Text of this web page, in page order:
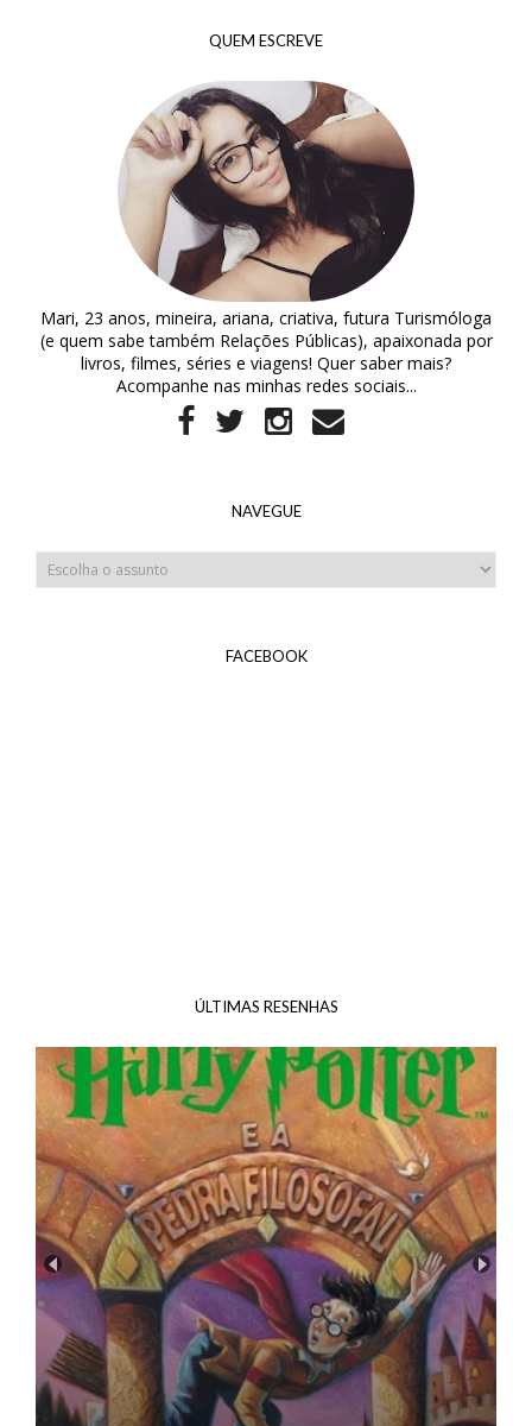
QUEM ESCREVE
Mari, 23 anos, mineira, ariana, criativa, futura Turismóloga
(e quem sabe também Relações Públicas), apaixonada por
livros, filmes, séries e viagens! Quer saber mais?
Acompanhe nas minhas redes sociais...
NAVEGUE
FACEBOOK
ÚLTIMAS RESENHAS